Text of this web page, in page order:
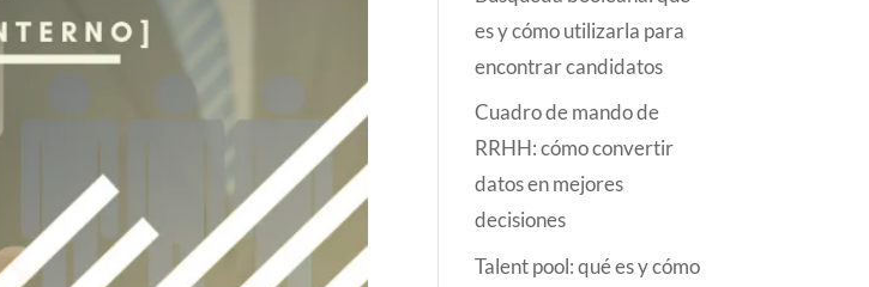
es y cómo utilizarla para
encontrar candidatos
Cuadro de mando de
RRHH: cómo convertir
datos en mejores
decisiones
Talent pool: qué es y cómo